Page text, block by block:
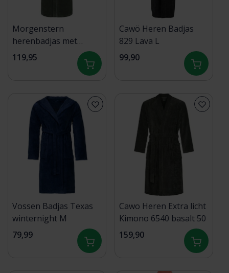
Morgenstern
herenbadjas met
capuchon Daniel groen
119,95
Cawö Heren Badjas
829 Lava L
99,90
Vossen Badjas Texas
winternight M
79,99
Cawo Heren Extra licht
Kimono 6540 basalt 50
159,90